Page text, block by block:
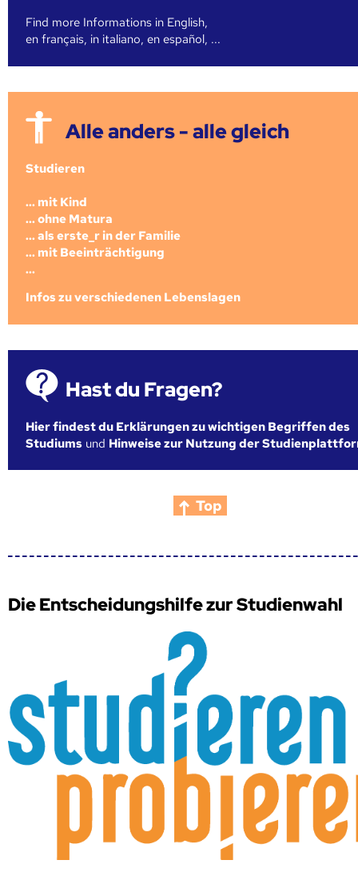
Find more Informations in English,
en français, in italiano, en español, ...
Alle anders - alle gleich
Studieren
... mit Kind
... ohne Matura
... als erste_r in der Familie
... mit Beeinträchtigung
...
Infos zu verschiedenen Lebenslagen
Hast du Fragen?
Hier findest du Erklärungen zu wichtigen Begriffen des
Studiums und Hinweise zur Nutzung der
Top
Die Entscheidungshilfe zur Studienwahl